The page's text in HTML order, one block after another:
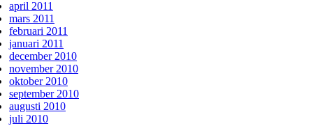
april 2011
mars 2011
februari 2011
januari 2011
december 2010
november 2010
oktober 2010
september 2010
augusti 2010
juli 2010